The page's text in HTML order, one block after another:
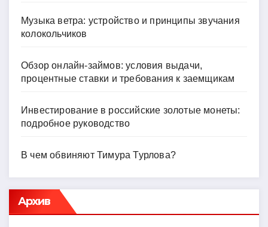
Музыка ветра: устройство и принципы звучания
колокольчиков
Обзор онлайн-займов: условия выдачи,
процентные ставки и требования к заемщикам
Инвестирование в российские золотые монеты:
подробное руководство
В чем обвиняют Тимура Турлова?
Архив